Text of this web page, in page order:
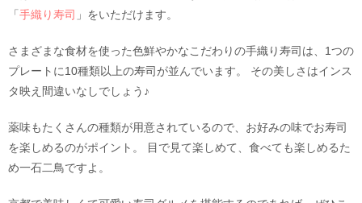
「 手織り寿司 」をいただけます。
さまざまな食材を使った色鮮やかなこだわりの手織り寿司は、1つの
プレートに10種類以上の寿司が並んでいます。 その美しさはインス
タ映え間違いなしでしょう♪
薬味もたくさんの種類が用意されているので、お好みの味でお寿司
を楽しめるのがポイント。 目で見て楽しめて、食べても楽しめるた
め一石二鳥ですよ。